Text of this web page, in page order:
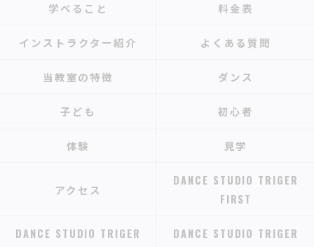
学べること 料金表
インストラクター紹介 よくある質問
当教室の特徴 ダンス
子ども 初心者
体験 見学
アクセス
DANCE STUDIO TRIGER
FIRST
DANCE STUDIO TRIGER
DANCE STUDIO TRIGER